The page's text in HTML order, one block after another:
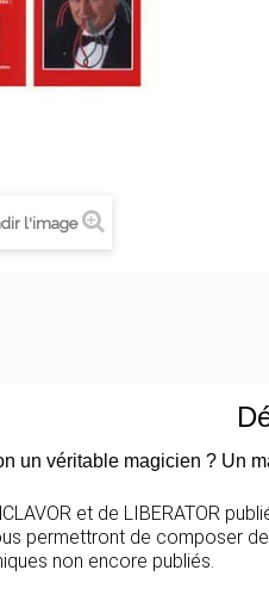
l'image
un véritable magicien ? Un
et de LIBERATOR
permettront de composer
non encore publiés.